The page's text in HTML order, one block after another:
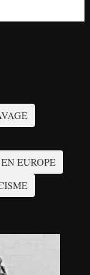
EUROPE